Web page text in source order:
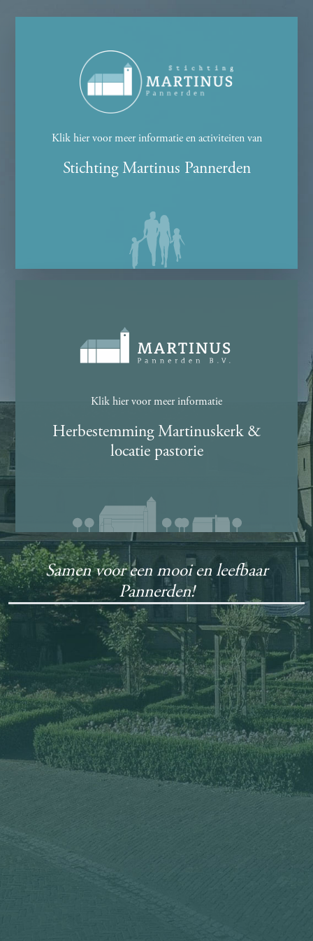
Klik hier voor meer informatie en activiteiten van
Stichting Martinus Pannerden
Klik hier voor meer informatie
Herbestemming Martinuskerk &
locatie pastorie
Samen voor een mooi en leefbaar
Pannerden!